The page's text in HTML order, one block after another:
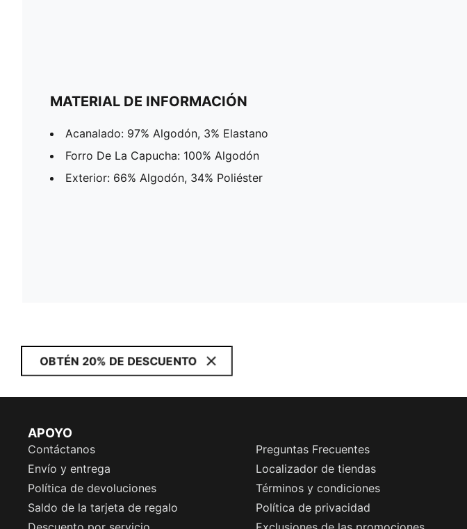
MATERIAL DE INFORMACIÓN
Acanalado: 97% Algodón, 3% Elastano
Forro De La Capucha: 100% Algodón
Exterior: 66% Algodón, 34% Poliéster
OBTÉN 20% DE DESCUENTO
APOYO
Contáctanos
Preguntas Frecuentes
Envío y entrega
Localizador de tiendas
Política de devoluciones
Términos y condiciones
Saldo de la tarjeta de regalo
Política de privacidad